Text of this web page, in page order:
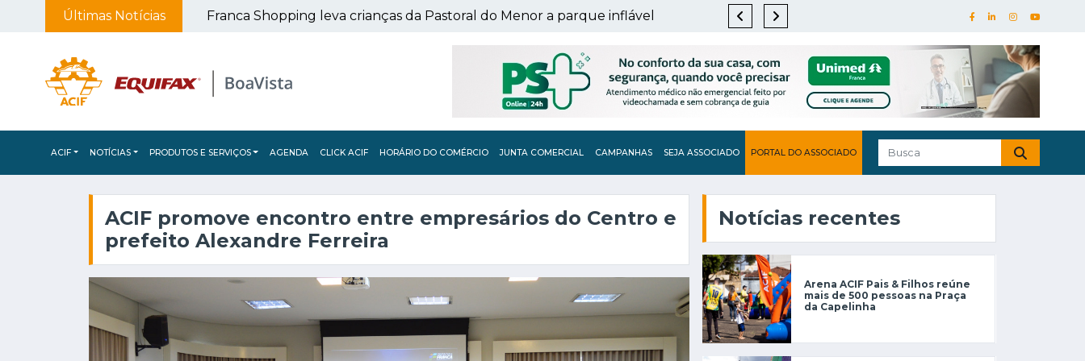
Últimas Notícias
na Praça da Capelinha Franca Shopping leva crianças da Pastoral do Menor a parque inflável
ACIF NOTÍCIAS PRODUTOS E SERVIÇOS AGENDA CLICK ACIF HORÁRIO DO COMÉRCIO JUNTA COMERCIAL CAMPANHAS SEJA ASSOCIADO PORTAL DO ASSOCIADO
ACIF promove encontro entre empresários do Centro e
prefeito Alexandre Ferreira
Notícias recentes
Arena ACIF Pais & Filhos reúne
mais de 500 pessoas na Praça
da Capelinha